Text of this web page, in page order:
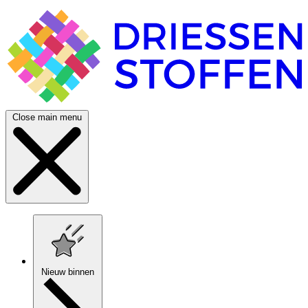
Close main menu
Nieuw binnen